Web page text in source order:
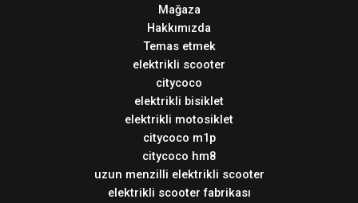
Mağaza
Hakkımızda
Temas etmek
elektrikli scooter
citycoco
elektrikli bisiklet
elektrikli motosiklet
citycoco m1p
citycoco hm8
uzun menzilli elektrikli scooter
elektrikli scooter fabrikası